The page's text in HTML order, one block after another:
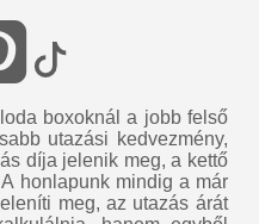
boxoknál a jobb felső
utazási kedvezmény,
díja jelenik meg, a kettő
honlapunk mindig a már
meg, az utazás árát